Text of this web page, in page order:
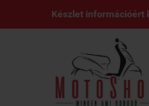
Készlet információért